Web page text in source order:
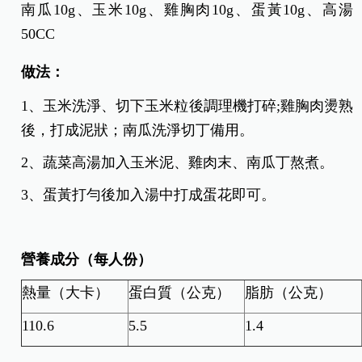
南瓜10g、玉米10g、雞胸肉10g、蛋黃10g、高湯
50CC
做法：
1、玉米洗淨、切下玉米粒後調理機打碎;雞胸肉燙熟
後，打成泥狀；南瓜洗淨切丁備用。
2、蔬菜高湯加入玉米泥、雞肉末、南瓜丁熬煮。
3、蛋黃打勻後加入湯中打成蛋花即可。
營養成分（每人份）
熱量（大卡） 蛋白質（公克） 脂肪（公克）
110.6 5.5 1.4